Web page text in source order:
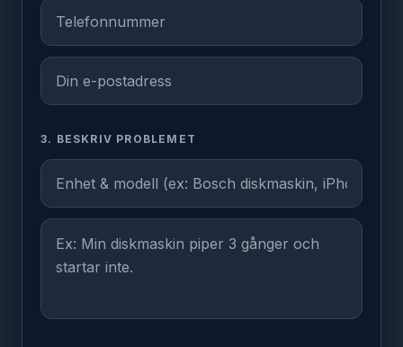
3. BESKRIV PROBLEMET